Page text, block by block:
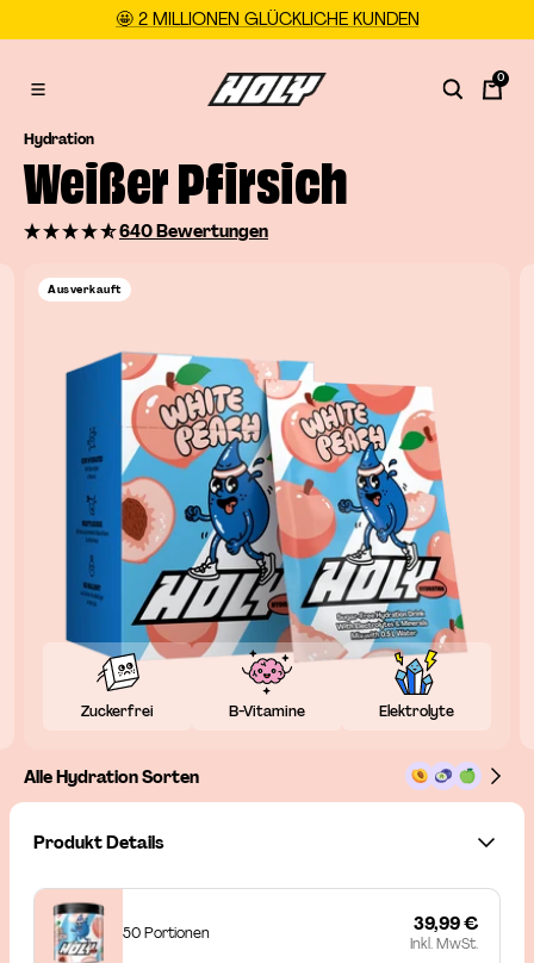
🤩 2 MILLIONEN GLÜCKLICHE KUNDEN
Navigation
HOLY
DE
0
Hydration
Weißer Pfirsich
640 Bewertungen
Ausverkauft
Zuckerfrei B-Vitamine Elektrolyte
Alle Hydration Sorten
Produkt Details
50 Portionen 39,99 €
Inkl. MwSt.